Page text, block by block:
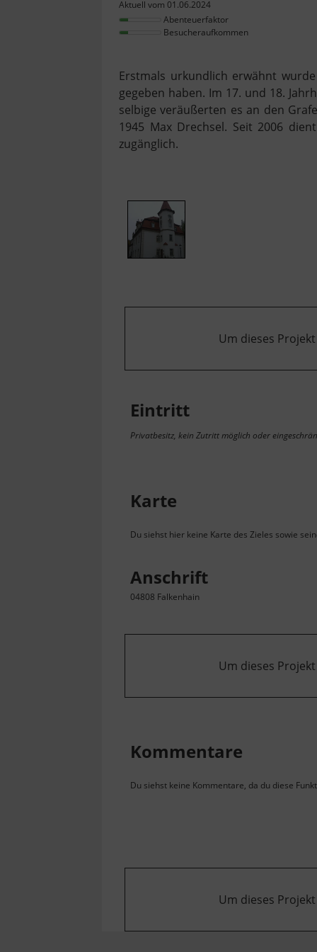
Aktuell vom 01.06.2024
Abenteuerfaktor
Besucheraufkommen
Erstmals urkundlich erwähnt
gegeben haben. Im 17. und 18.
selbige veräußerten es an den
1945 Max Drechsel. Seit 2006
zugänglich.
Um dieses
Eintritt
Privatbesitz, kein Zutritt möglich oder
Karte
Du siehst hier keine Karte des Zieles sowie
Anschrift
04808 Falkenhain
Um dieses
Kommentare
Du siehst keine Kommentare, da du diese
Um dieses